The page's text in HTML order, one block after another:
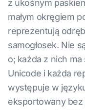
z ukośnym
małym okręgiem
reprezentują
samogłosek. Nie
o; każda z nich
Unicode i każda
występuje w
eksportowany bez